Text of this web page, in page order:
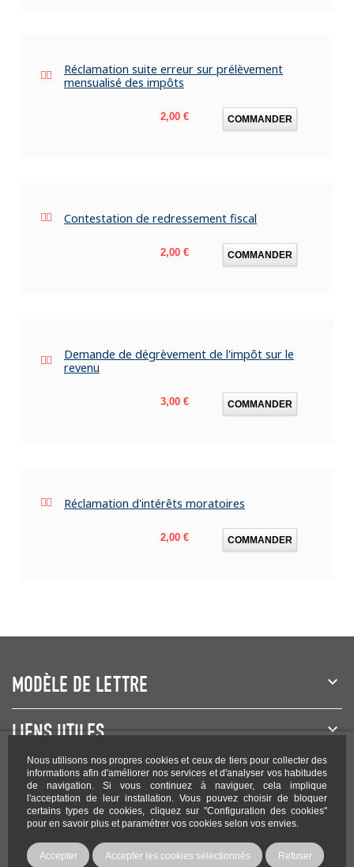
Nous utilisons nos propres cookies et ceux de tiers pour collecter des
informations afin d'améliorer nos services et d'analyser vos habitudes
de navigation. Si vous continuez à naviguer, cela implique
l'acceptation de leur installation. Vous pouvez choisir de bloquer
certains types de cookies, cliquez sur "Configuration des cookies"
pour en savoir plus et paramétrer vos cookies selon vos envies.
Accepter Accepter les cookies sélectionnés Refuser
Réclamation suite erreur sur prélèvement
mensualisé des impôts
Prix
2,00 € COMMANDER
Contestation de redressement fiscal
Prix
2,00 € COMMANDER
Demande de dégrèvement de l'impôt sur le
revenu
Prix
3,00 € COMMANDER
Réclamation d'intérêts moratoires
Prix
2,00 € COMMANDER
MODÈLE DE LETTRE
LIENS UTILES
NEWSLETTER